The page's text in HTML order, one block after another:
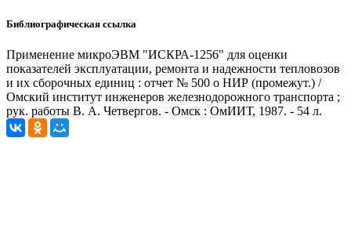
Библиографическая ссылка
Применение микроЭВМ "ИСКРА-1256" для оценки
показателей эксплуатации, ремонта и надежности тепловозов
и их сборочных единиц : отчет № 500 о НИР (промежут.) /
Омский институт инженеров железнодорожного транспорта ;
рук. работы В. А. Четвергов. - Омск : ОмИИТ, 1987. - 54 л.